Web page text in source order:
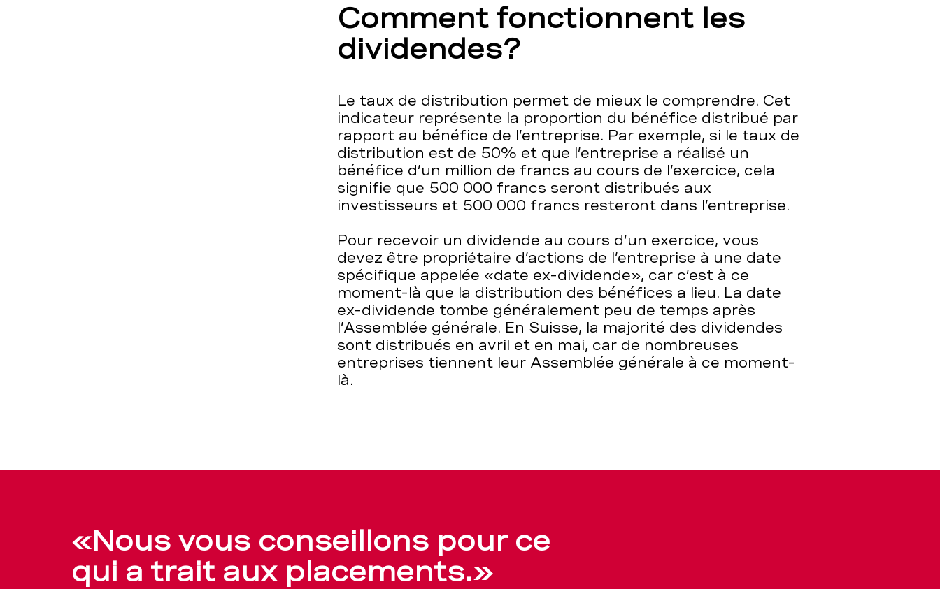
Comment fonctionnent les
dividendes?
Le taux de distribution permet de mieux le comprendre. Cet
indicateur représente la proportion du bénéfice distribué par
rapport au bénéfice de l’entreprise. Par exemple, si le taux de
distribution est de 50% et que l’entreprise a réalisé un
bénéfice d’un million de francs au cours de l’exercice, cela
signifie que 500 000 francs seront distribués aux
investisseurs et 500 000 francs resteront dans l’entreprise.
Pour recevoir un dividende au cours d’un exercice, vous
devez être propriétaire d’actions de l’entreprise à une date
spécifique appelée «date ex-dividende», car c’est à ce
moment-là que la distribution des bénéfices a lieu. La date
ex-dividende tombe généralement peu de temps après
l’Assemblée générale. En Suisse, la majorité des dividendes
sont distribués en avril et en mai, car de nombreuses
entreprises tiennent leur Assemblée générale à ce moment-
là.
«Nous vous conseillons pour ce
qui a trait aux placements.»